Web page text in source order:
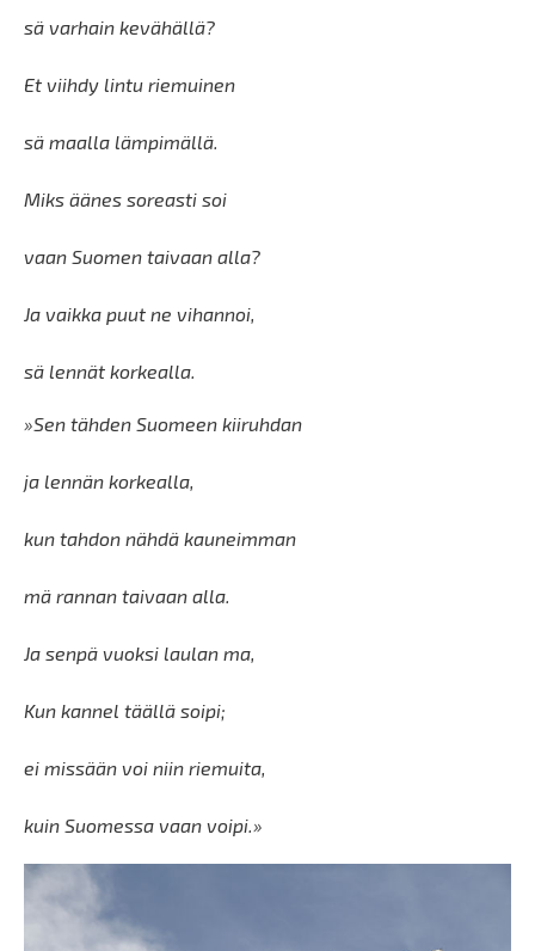
sä varhain kevähällä?
Et viihdy lintu riemuinen
sä maalla lämpimällä.
Miks äänes soreasti soi
vaan Suomen taivaan alla?
Ja vaikka puut ne vihannoi,
sä lennät korkealla.
»Sen tähden Suomeen kiiruhdan
ja lennän korkealla,
kun tahdon nähdä kauneimman
mä rannan taivaan alla.
Ja senpä vuoksi laulan ma,
Kun kannel täällä soipi;
ei missään voi niin riemuita,
kuin Suomessa vaan voipi.»